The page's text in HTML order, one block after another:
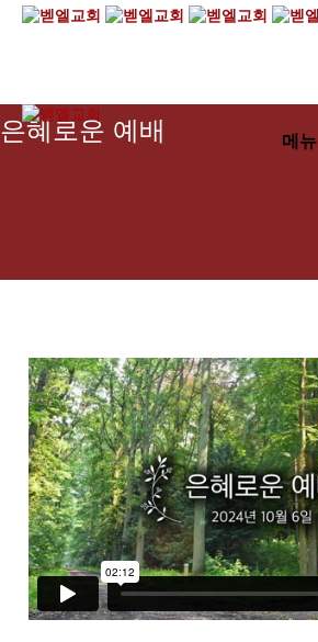
메뉴
은혜로운 예배